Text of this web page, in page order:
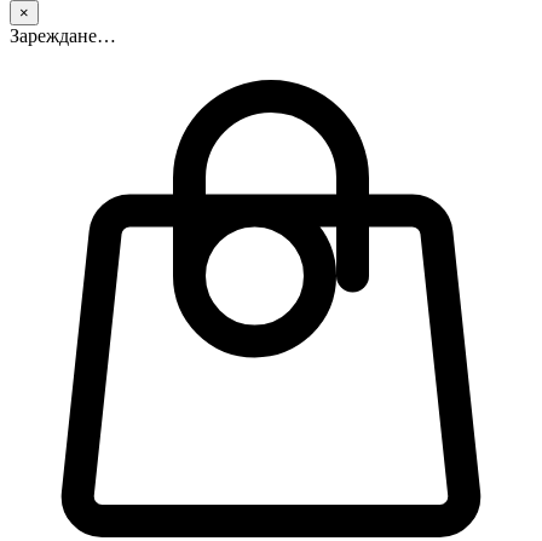
×
Зареждане…